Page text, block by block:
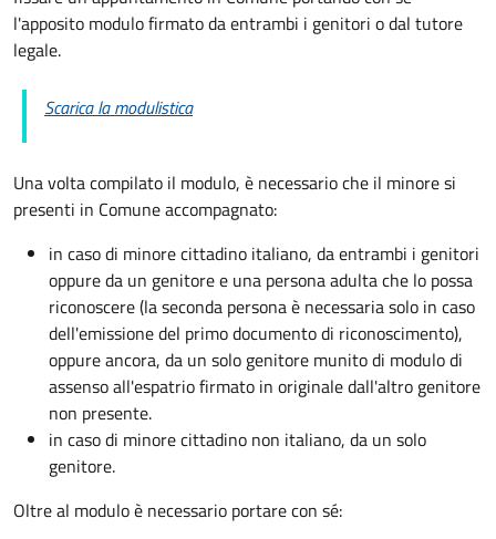
l'apposito modulo firmato da entrambi i genitori o dal tutore
legale.
Scarica la modulistica
Una volta compilato il modulo, è necessario che il minore si
presenti in Comune accompagnato:
in caso di minore cittadino italiano, da entrambi i genitori
oppure da un genitore e una persona adulta che lo possa
riconoscere (la seconda persona è necessaria solo in caso
dell'emissione del primo documento di riconoscimento),
oppure ancora, da un solo genitore munito di modulo di
assenso all'espatrio firmato in originale dall'altro genitore
non presente.
in caso di minore cittadino non italiano, da un solo
genitore.
Oltre al modulo è necessario portare con sé: